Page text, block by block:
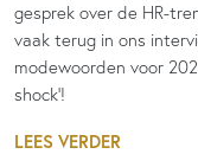
gesprek over de HR-
vaak terug in ons
modewoorden voor
shock’!
LEES VERDER